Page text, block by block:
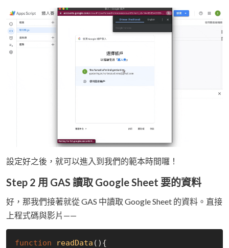
設定好之後，就可以進入到我們的範本時間囉！
Step 2 用 GAS 讀取 Google Sheet 要的資料
好，那我們接著就從 GAS 中讀取 Google Sheet 的資料。直接
上程式碼與影片——
function readData ( ) {